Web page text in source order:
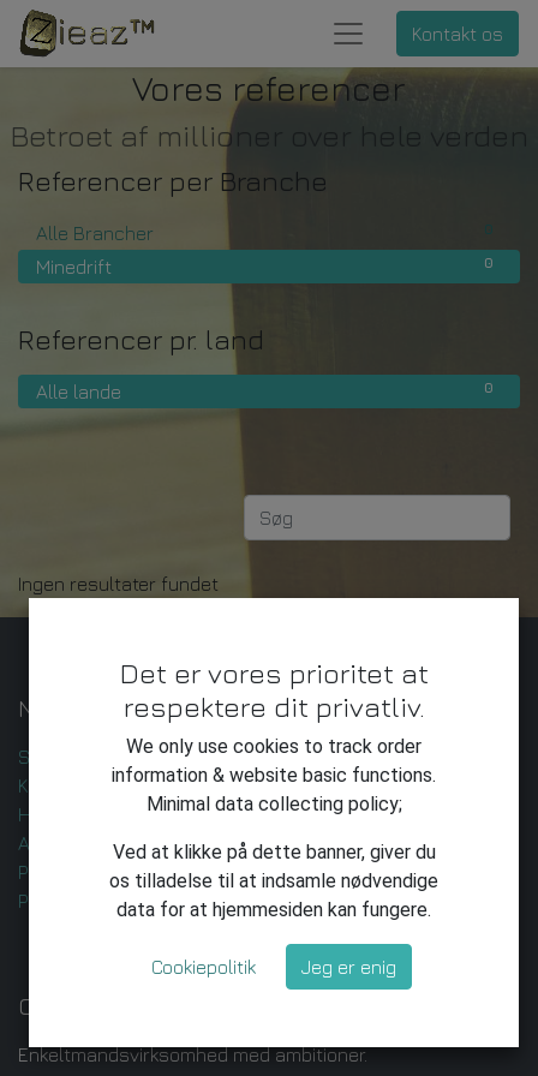
Kontakt os
Vores referencer
Betroet af millioner over hele verden
Referencer per Branche
0
Alle Brancher
0
Minedrift
Referencer pr. land
0
Alle lande
Ingen resultater fundet
Nyttige Links
Startside
Kontakt os
Handelsbetingelser
AI-udvikling og -leverance
Privatlivspolitik
Privatliv
Om os
Enkeltmandsvirksomhed med ambitioner.
Det er vores prioritet at
respektere dit privatliv.
We only use cookies to track order
information & website basic functions.
Minimal data collecting policy;
Ved at klikke på dette banner, giver du
os tilladelse til at indsamle nødvendige
data for at hjemmesiden kan fungere.
Cookiepolitik Jeg er enig